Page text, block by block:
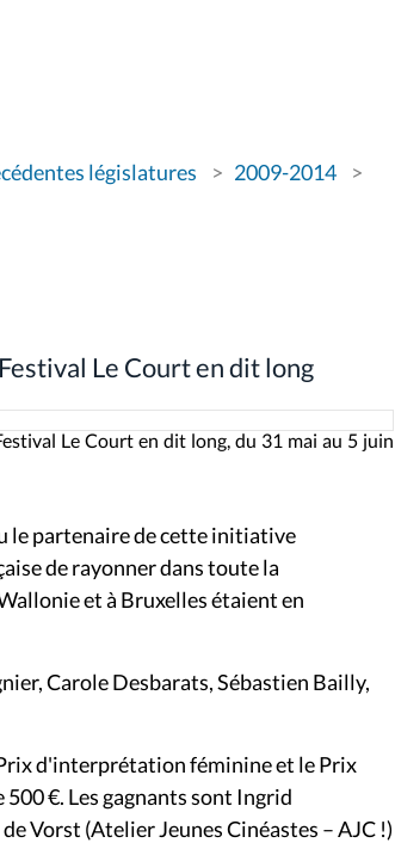
législatures
2009-2014
Le Court en dit long
Le Court en dit long, du 31 mai au 5 juin
le partenaire de cette initiative
de rayonner dans toute la
et à Bruxelles étaient en
Carole Desbarats, Sébastien Bailly,
d'interprétation féminineet lePrix
€. Les gagnants sont Ingrid
Vorst (Atelier Jeunes Cinéastes – AJC !)